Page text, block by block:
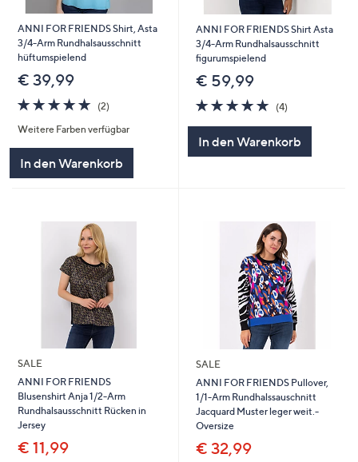
um
diese
anzuzeigen.
ANNI FOR FRIENDS Shirt, Asta
3/4-Arm Rundhalsausschnitt
hüftumspielend
€ 39,99
5.0
von
5
(2)2
Weitere Farben verfügbar
In den Warenkorb
ANNI FOR FRIENDS Shirt Asta
3/4-Arm Rundhalsausschnitt
figurumspielend
€ 59,99
5.0
von
(4)4
In den Warenkorb
SALE
ANNI FOR FRIENDS
Blusenshirt Anja 1/2-Arm
Rundhalsausschnitt Rücken in
Jersey
€ 11,99
SALE
ANNI FOR FRIENDS Pullover,
1/1-Arm Rundhalssauschnitt
Jacquard Muster leger weit.-
Oversize
€ 32,99